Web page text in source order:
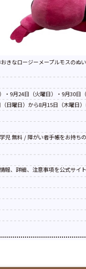
おきなロージーメープルモスのぬ
・9月24日（火曜日）・9月30日
曜日）から8月15日（木曜日
児 無料 / 障がい者手帳をお持
、詳細、注意事項を公式サイ